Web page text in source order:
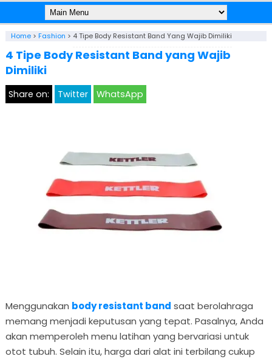
Home> Fashion > 4 Tipe Body Resistant Band Yang Wajib Dimiliki
4 Tipe Body Resistant Band yang Wajib
Dimiliki
Share on: Twitter WhatsApp
Menggunakan body resistant band saat berolahraga
memang menjadi keputusan yang tepat. Pasalnya, Anda
akan memperoleh menu latihan yang bervariasi untuk
otot tubuh. Selain itu, harga dari alat ini terbilang cukup